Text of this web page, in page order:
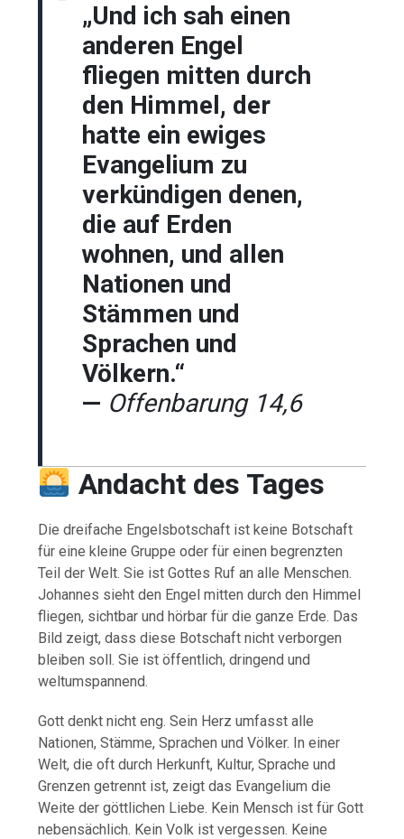
„Und ich sah einen
anderen Engel
fliegen mitten durch
den Himmel, der
hatte ein ewiges
Evangelium zu
verkündigen denen,
die auf Erden
wohnen, und allen
Nationen und
Stämmen und
Sprachen und
Völkern.“
— Offenbarung 14,6
Andacht des Tages
Die dreifache Engelsbotschaft ist keine Botschaft
für eine kleine Gruppe oder für einen begrenzten
Teil der Welt. Sie ist Gottes Ruf an alle Menschen.
Johannes sieht den Engel mitten durch den Himmel
fliegen, sichtbar und hörbar für die ganze Erde. Das
Bild zeigt, dass diese Botschaft nicht verborgen
bleiben soll. Sie ist öffentlich, dringend und
weltumspannend.
Gott denkt nicht eng. Sein Herz umfasst alle
Nationen, Stämme, Sprachen und Völker. In einer
Welt, die oft durch Herkunft, Kultur, Sprache und
Grenzen getrennt ist, zeigt das Evangelium die
Weite der göttlichen Liebe. Kein Mensch ist für Gott
nebensächlich. Kein Volk ist vergessen. Keine